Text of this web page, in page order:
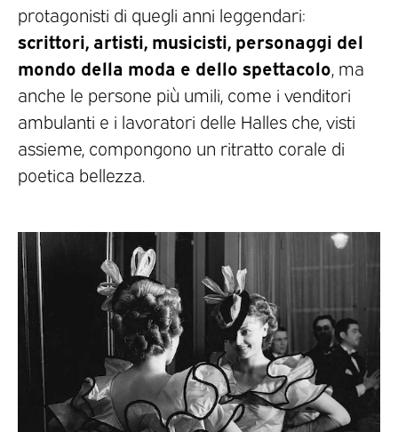
protagonisti di quegli anni leggendari:
scrittori, artisti, musicisti, personaggi del
mondo della moda e dello spettacolo , ma
anche le persone più umili, come i venditori
ambulanti e i lavoratori delle Halles che, visti
assieme, compongono un ritratto corale di
poetica bellezza.